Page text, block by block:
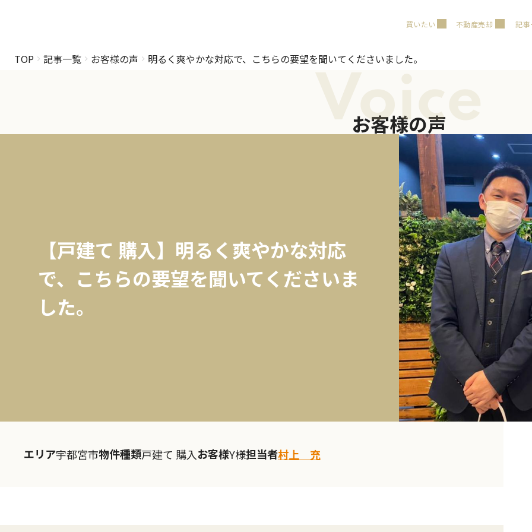
買いたい 不動産売却 記
TOP 記事一覧 お客様の声 明るく爽やかな対応で、こちらの要望を聞いてくださいました。
Voice
お客様の声
【戸建て 購入】明るく爽やかな対応
で、こちらの要望を聞いてくださいま
した。
エリア宇都宮市物件種類戸建て 購入お客様Y様担当者村上 充